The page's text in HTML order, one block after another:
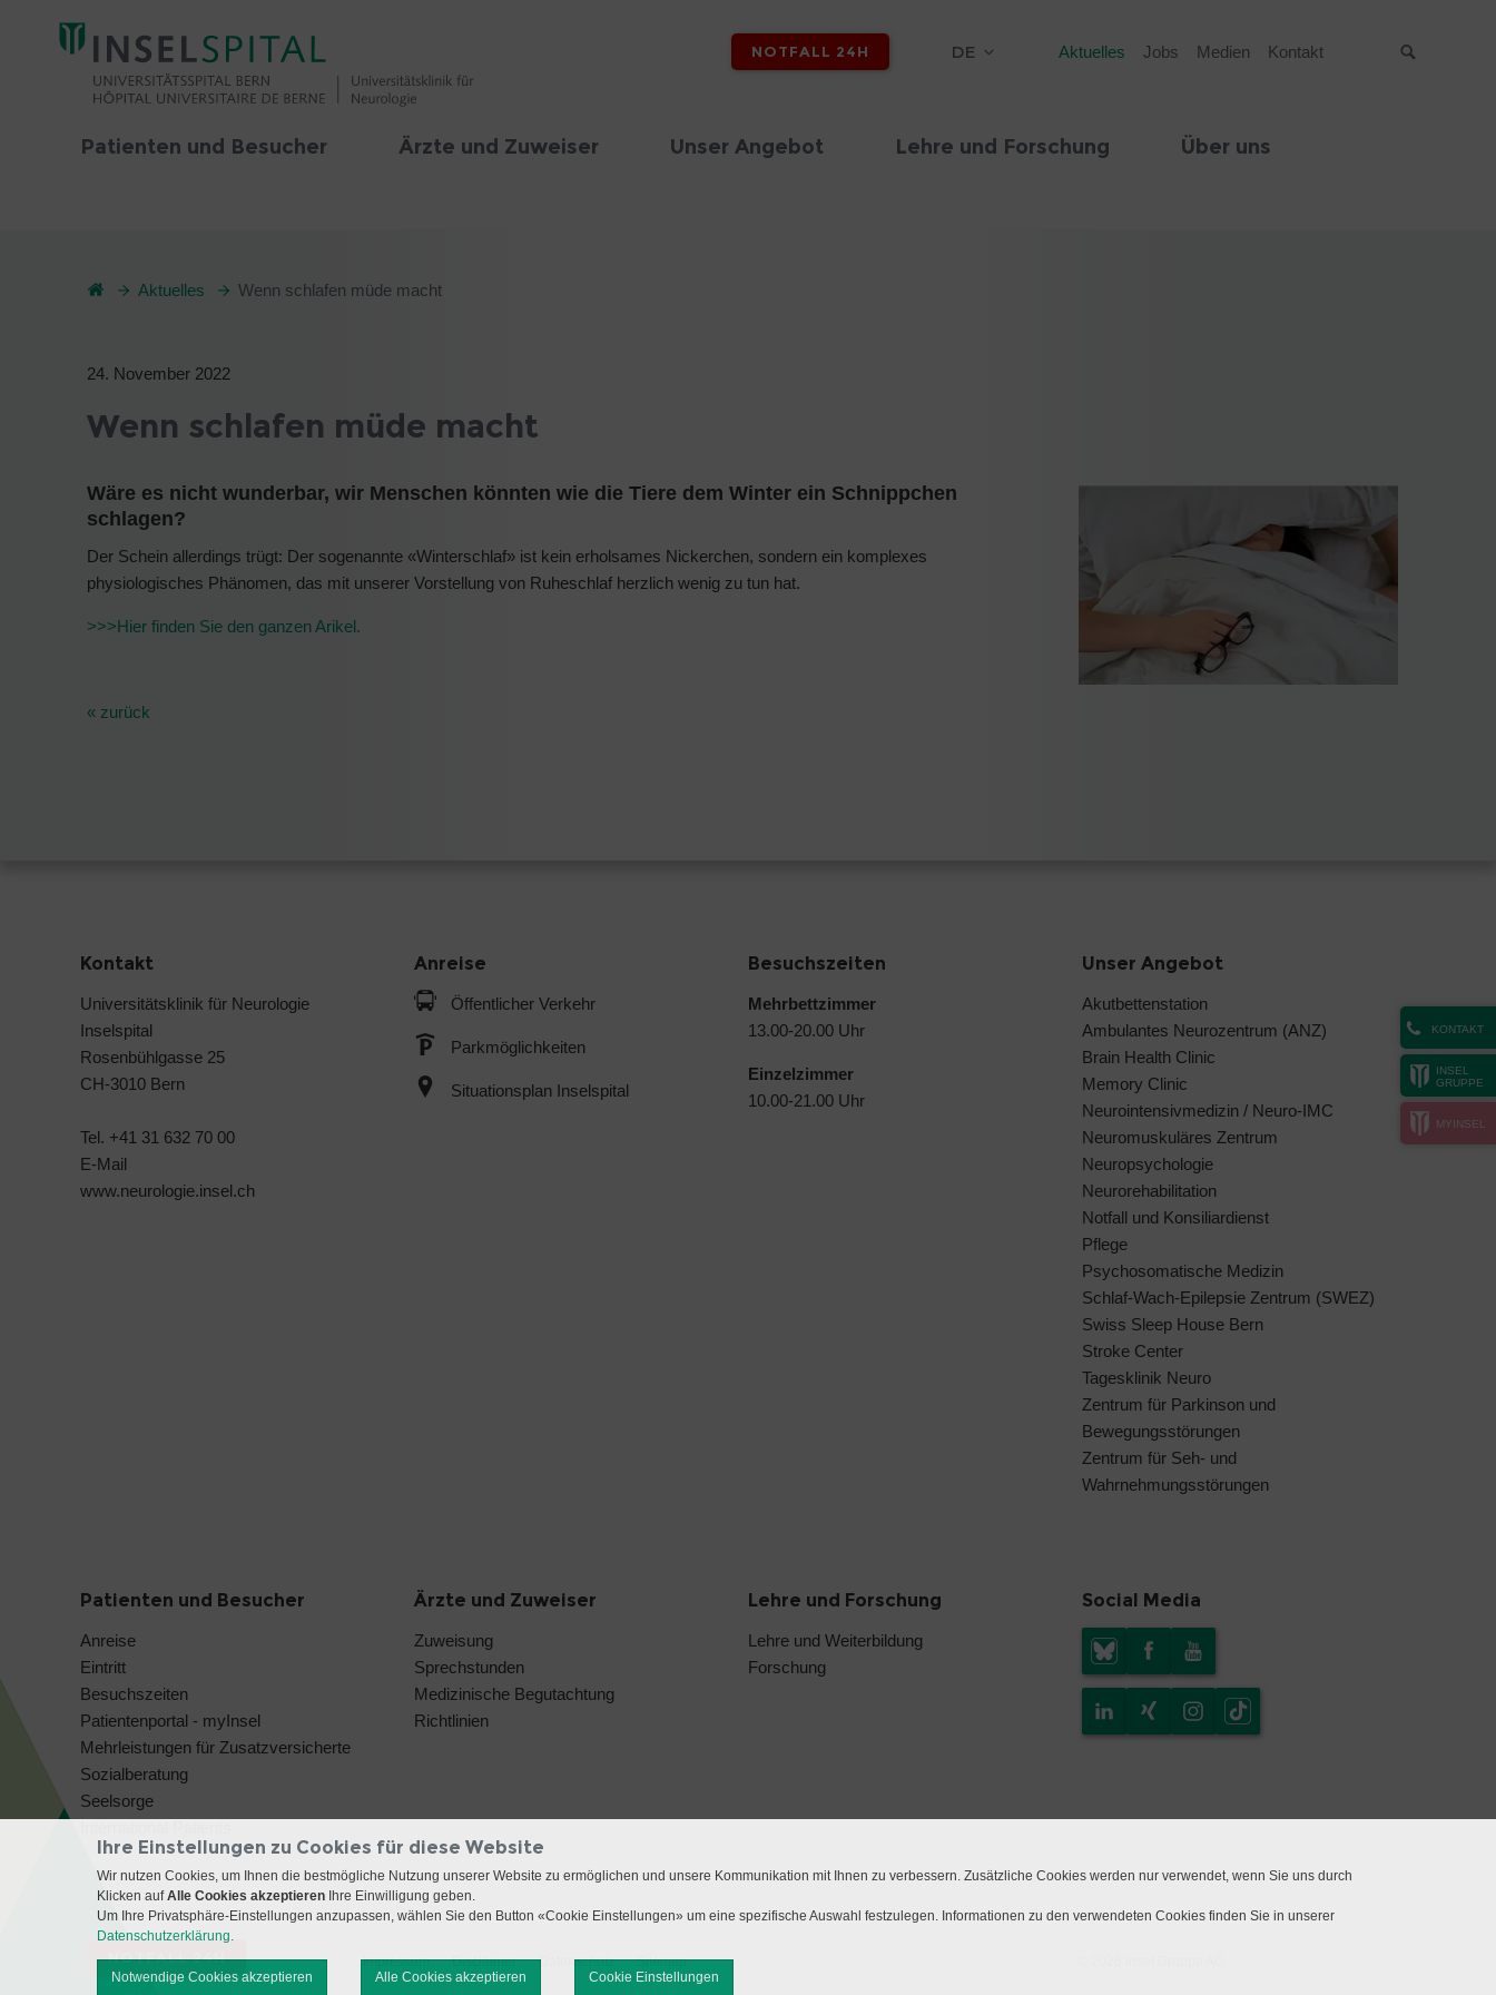
NOTFALL 24H DE Aktuelles Jobs Medien Kontakt
Patienten und Besucher Ärzte und Zuweiser Unser Angebot Lehre und Forschung Über uns
KONTAKT
INSEL
GRUPPE
MYINSEL
Aktuelles Wenn schlafen müde macht
24. November 2022
Wenn schlafen müde macht
Wäre es nicht wunderbar, wir Menschen könnten wie die Tiere dem Winter ein Schnippchen
schlagen?
Der Schein allerdings trügt: Der sogenannte «Winterschlaf» ist kein erholsames Nickerchen, sondern ein komplexes
physiologisches Phänomen, das mit unserer Vorstellung von Ruheschlaf herzlich wenig zu tun hat.
>>>Hier finden Sie den ganzen Arikel.
« zurück
Kontakt
Universitätsklinik für Neurologie
Inselspital
Rosenbühlgasse 25
CH-3010 Bern
Tel. +41 31 632 70 00
E-Mail
www.neurologie.insel.ch
Anreise
Öffentlicher Verkehr
Parkmöglichkeiten
Situationsplan Inselspital
Besuchszeiten
Mehrbettzimmer
13.00-20.00 Uhr
Einzelzimmer
10.00-21.00 Uhr
Unser Angebot
Akutbettenstation
Ambulantes Neurozentrum (ANZ)
Brain Health Clinic
Memory Clinic
Neurointensivmedizin / Neuro-IMC
Neuromuskuläres Zentrum
Neuropsychologie
Neurorehabilitation
Notfall und Konsiliardienst
Pflege
Psychosomatische Medizin
Schlaf-Wach-Epilepsie Zentrum (SWEZ)
Swiss Sleep House Bern
Stroke Center
Tagesklinik Neuro
Zentrum für Parkinson und
Bewegungsstörungen
Zentrum für Seh- und
Wahrnehmungsstörungen
Patienten und Besucher
Anreise
Eintritt
Besuchszeiten
Patientenportal - myInsel
Mehrleistungen für Zusatzversicherte
Sozialberatung
Seelsorge
Ärzte und Zuweiser
Zuweisung
Sprechstunden
Medizinische Begutachtung
Richtlinien
Lehre und Forschung
Lehre und Weiterbildung
Forschung
Social Media
NOTFALL 24H Impressum Disclaimer Datenschutz Sitemap
Ihre Einstellungen zu Cookies für diese Website
Wir nutzen Cookies, um Ihnen die bestmögliche Nutzung unserer Website zu ermöglichen und unsere Kommunikation mit Ihnen zu verbessern. Zusätzliche Cookies werden nur verwendet, wenn Sie uns durch
Klicken aufAlle Cookies akzeptieren Ihre Einwilligung geben.
Um Ihre Privatsphäre-Einstellungen anzupassen, wählen Sie den Button «Cookie Einstellungen» um eine spezifische Auswahl festzulegen. Informationen zu den verwendeten Cookies finden Sie in unserer
Datenschutzerklärung.
Notwendige Cookies akzeptieren Alle Cookies akzeptieren Cookie Einstellungen